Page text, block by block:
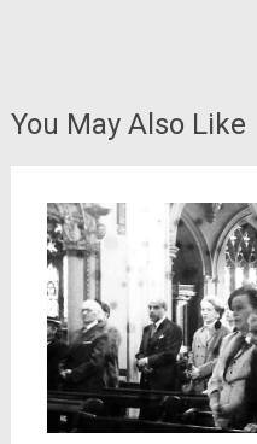
You May Also Like